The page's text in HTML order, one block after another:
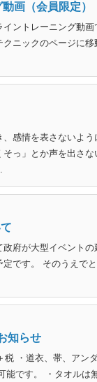
画（会員限定）
ントレーニング動
ニックのページに移
感情を表さないよ
っ」とか声を出さ
府が大型イベント
です。 そのうえで
知らせ
・道衣、帯、アン
能です。 ・タオル